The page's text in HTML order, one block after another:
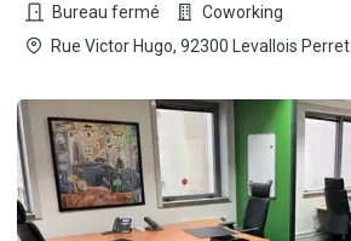
Bureau fermé
Coworking
Rue Victor Hugo, 92300 Levallois Perret